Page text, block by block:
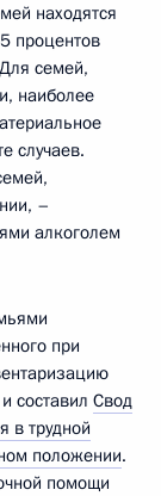
находятся
процентов
семей,
наиболее
случаев.
–
алкоголем
при
составил Свод
в трудной
положении.
помощи